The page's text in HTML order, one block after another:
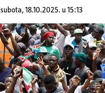
subota, 18.10.2025. u 15:13